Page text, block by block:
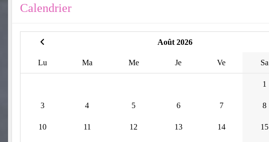
Calendrier
Août 2026
Lu Ma Me Je Ve Sa
1
3 4 5 6 7 8
10 11 12 13 14 15